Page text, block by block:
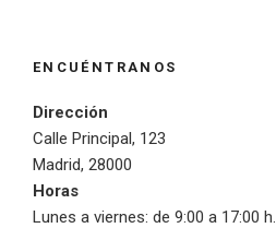
ENCUÉNTRANOS
Dirección
Calle Principal, 123
Madrid, 28000
Horas
Lunes a viernes: de 9:00 a 17:00 h.